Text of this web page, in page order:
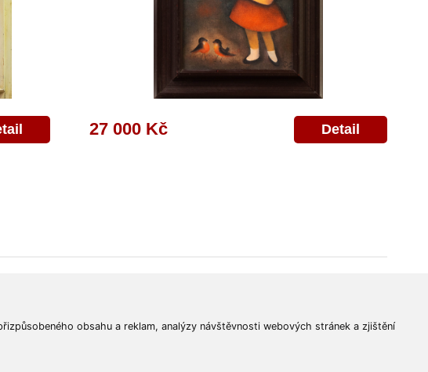
obsahu a reklam, analýzy návštěvnosti webových stránek a zjištění
27 000 Kč Detail